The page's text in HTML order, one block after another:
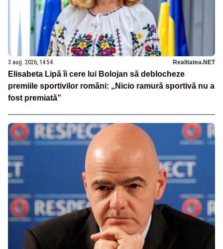
3 aug. 2026, 14:54 Realitatea.NET
Elisabeta Lipă îi cere lui Bolojan să deblocheze
premiile sportivilor români: „Nicio ramură sportivă nu a
fost premiată”